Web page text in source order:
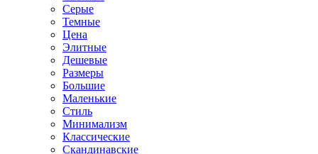
Серые
Темные
Цена
Элитные
Дешевые
Размеры
Большие
Маленькие
Стиль
Минимализм
Классические
Скандинавские